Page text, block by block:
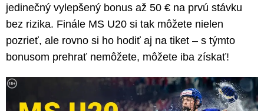
jedinečný vylepšený bonus až 50 € na prvú stávku
bez rizika. Finále MS U20 si tak môžete nielen
pozrieť, ale rovno si ho hodiť aj na tiket – s týmto
bonusom prehrať nemôžete, môžete iba získať!